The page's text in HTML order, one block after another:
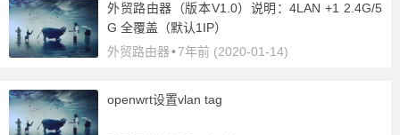
外贸路由器（版本V1.0）说明：4LAN +1 2.4G/5
G 全覆盖（默认1IP）
外贸路由器•7年前 (2020-01-14)
openwrt设置vlan tag